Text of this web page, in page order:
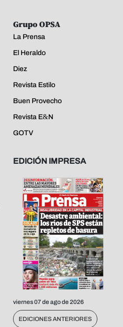
Grupo OPSA
La Prensa
El Heraldo
Diez
Revista Estilo
Buen Provecho
Revista E&N
GOTV
EDICIÓN IMPRESA
viernes 07 de ago de 2026
EDICIONES ANTERIORES